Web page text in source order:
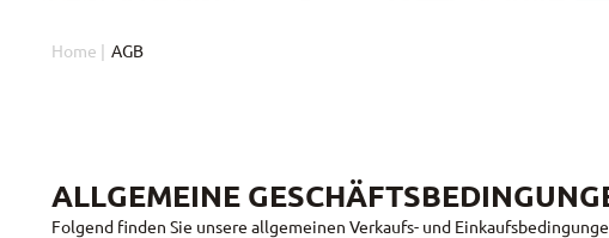
Home | AGB
ALLGEMEINE
Folgend finden Sie unsere allgemeinen Verkaufs- und